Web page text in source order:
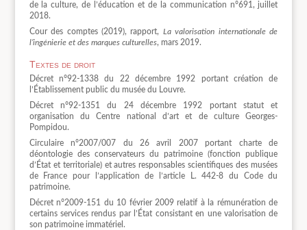
de la culture, de l’éducation et de la communication n°691, juillet
2018.
Cour des comptes (2019), rapport, La valorisation internationale de
l’ingénierie et des marques culturelles, mars 2019.
Textes de droit
Décret n°92-1338 du 22 décembre 1992 portant création de
l’Établissement public du musée du Louvre.
Décret n°92-1351 du 24 décembre 1992 portant statut et
organisation du Centre national d’art et de culture Georges-
Pompidou.
Circulaire n°2007/007 du 26 avril 2007 portant charte de
déontologie des conservateurs du patrimoine (fonction publique
d’État et territoriale) et autres responsables scientifiques des musées
de France pour l’application de l’article L. 442-8 du Code du
patrimoine.
Décret n°2009-151 du 10 février 2009 relatif à la rémunération de
certains services rendus par l’État consistant en une valorisation de
son patrimoine immatériel.